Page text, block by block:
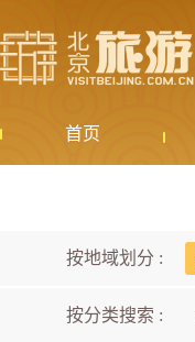
首页
按地域划分 :
按分类搜索 :